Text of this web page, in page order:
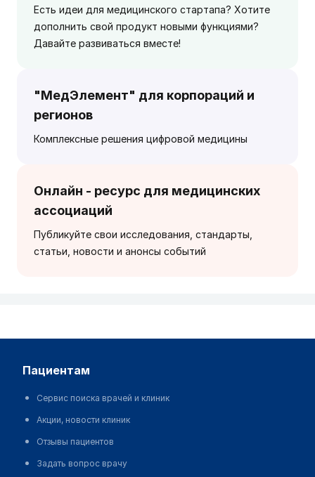
Есть идеи для медицинского стартапа? Хотите
дополнить свой продукт новыми функциями?
Давайте развиваться вместе!
"МедЭлемент" для корпораций и
регионов
Комплексные решения цифровой медицины
Онлайн - ресурс для медицинских
ассоциаций
Публикуйте свои исследования, стандарты,
статьи, новости и анонсы событий
пациентам
Сервис поиска врачей и клиник
Акции, новости клиник
Отзывы пациентов
Задать вопрос врачу